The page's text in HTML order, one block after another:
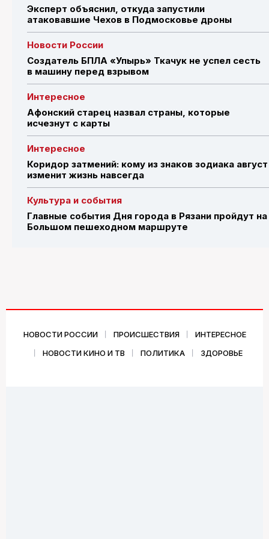
Эксперт объяснил, откуда запустили
атаковавшие Чехов в Подмосковье дроны
Новости России
Создатель БПЛА «Упырь» Ткачук не успел сесть
в машину перед взрывом
Интересное
Афонский старец назвал страны, которые
исчезнут с карты
Интересное
Коридор затмений: кому из знаков зодиака август
изменит жизнь навсегда
Культура и события
Главные события Дня города в Рязани пройдут на
Большом пешеходном маршруте
НОВОСТИ РОССИИ ПРОИСШЕСТВИЯ
ИНТЕРЕСНОЕ
НОВОСТИ КИНО И ТВ
ПОЛИТИКА ЗДОРОВЬЕ